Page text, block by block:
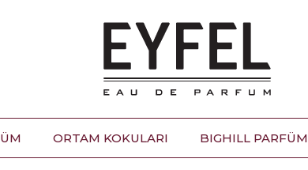
ORTAM KOKULARI BIGHILL PARFÜM